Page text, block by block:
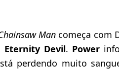
Man começa com
Eternity Devil. Power
perdendo muito